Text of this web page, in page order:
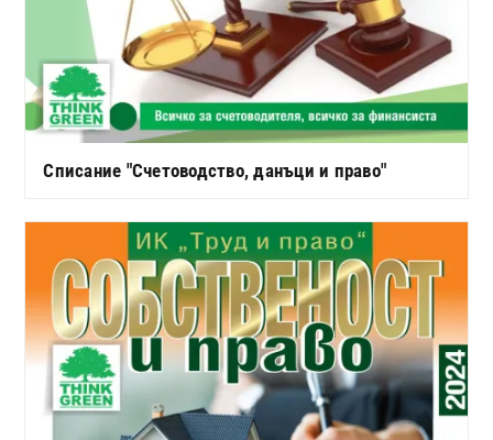
Списание "Счетоводство, данъци и право"